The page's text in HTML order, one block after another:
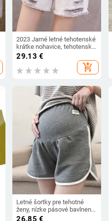
2023 Jarné letné tehotenské
krátke nohavice, tehotenské
šortky, tehotné džínsy,
jesenné džínsy s bruškom,
voľné
29.13 €
add_shopping_cart
Letné šortky pre tehotné
ženy, nízke pásové bavlnené
športové šortky, letné
26.85 €